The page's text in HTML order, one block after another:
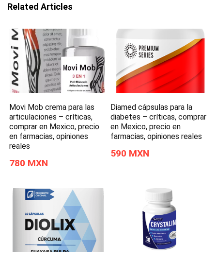
Related Articles
Movi Mob crema para las
articulaciones – críticas,
comprar en Mexico, precio
en farmacias, opiniones
reales
780 MXN
Diamed cápsulas para la
diabetes – críticas, comprar
en Mexico, precio en
farmacias, opiniones reales
590 MXN